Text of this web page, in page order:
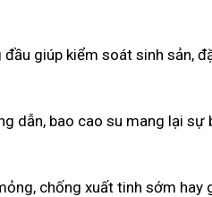
giúp kiểm soát sinh sản,
dẫn, bao cao su mang lại
chống xuất tinh sớm